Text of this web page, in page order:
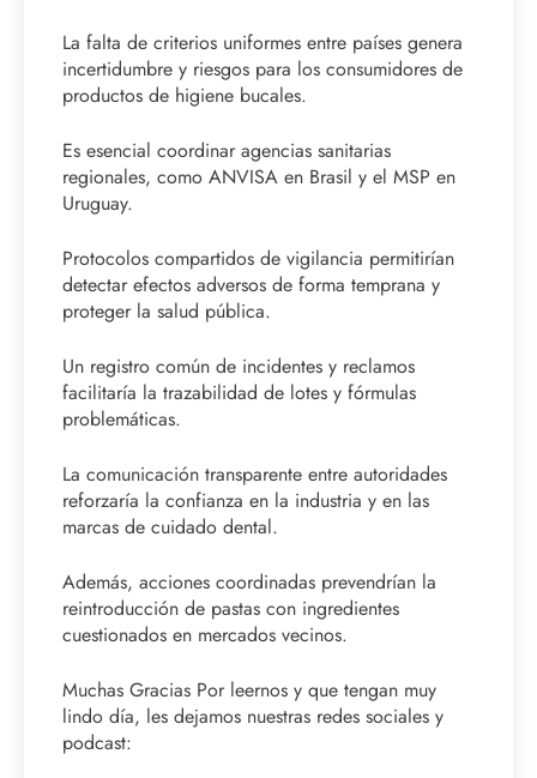
La falta de criterios uniformes entre países genera
incertidumbre y riesgos para los consumidores de
productos de higiene bucales.
Es esencial coordinar agencias sanitarias
regionales, como ANVISA en Brasil y el MSP en
Uruguay.
Protocolos compartidos de vigilancia permitirían
detectar efectos adversos de forma temprana y
proteger la salud pública.
Un registro común de incidentes y reclamos
facilitaría la trazabilidad de lotes y fórmulas
problemáticas.
La comunicación transparente entre autoridades
reforzaría la confianza en la industria y en las
marcas de cuidado dental.
Además, acciones coordinadas prevendrían la
reintroducción de pastas con ingredientes
cuestionados en mercados vecinos.
Muchas Gracias Por leernos y que tengan muy
lindo día, les dejamos nuestras redes sociales y
podcast: